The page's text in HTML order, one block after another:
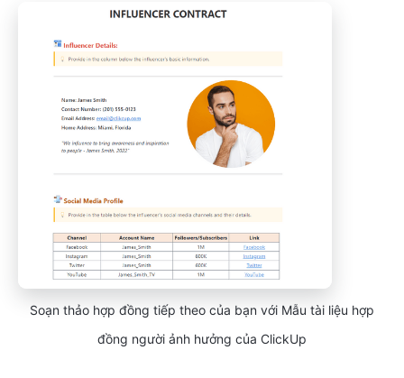
Soạn thảo hợp đồng tiếp theo của bạn với Mẫu tài liệu hợp
đồng người ảnh hưởng của ClickUp